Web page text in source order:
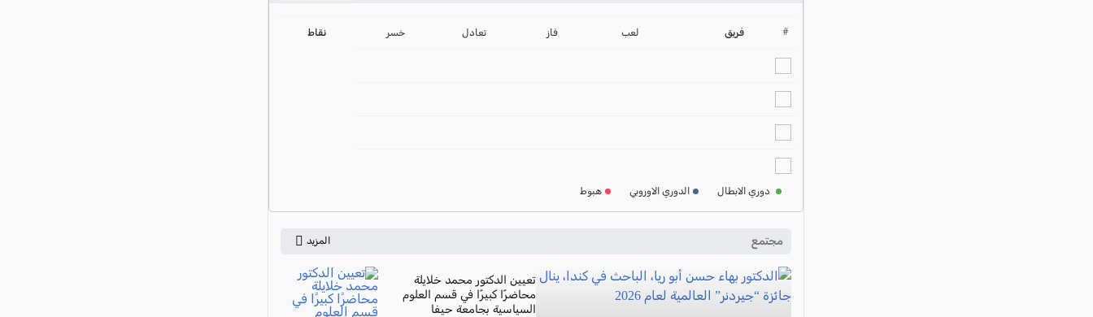
2024-2025
ترتيب الدوري الايطالي
# فريق لعب فاز تعادل خسر نقاط
دوري الابطال الدوري الاوروبي هبوط
مجتمع المزيد
تعيين الدكتور محمد خلايلة
محاضرًا كبيرًا في قسم العلوم
السياسية بجامعة حيفا